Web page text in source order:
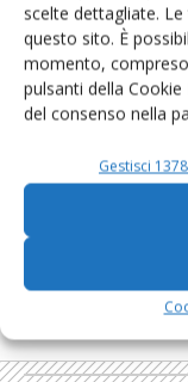
scelte dettagliate.
questo sito. È
momento,
pulsanti della
del consenso nella
Gestisci
I